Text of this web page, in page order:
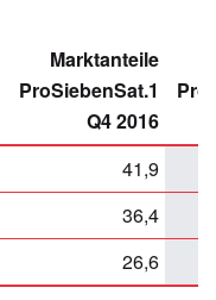
Marktanteile
ProSiebenSat.1
Q4 2016
41,9
36,4
26,6